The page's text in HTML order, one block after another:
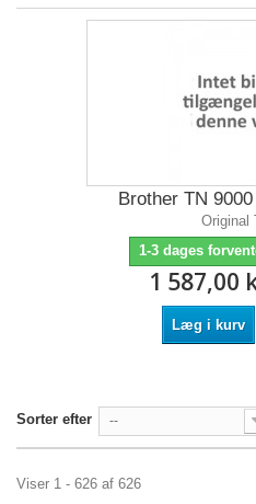
Brother TN
Original
1-3 dages
1 587,00
Læg i kurv
Sorter efter --
Viser 1 - 626 af 626